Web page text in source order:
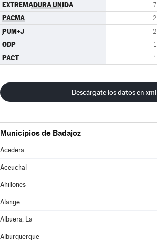
EXTREMADURA UNIDA 7
PACMA 2
PUM+J 2
ODP 1
PACT 1
Descárgate los datos en xml
Municipios de Badajoz
Acedera
Aceuchal
Ahillones
Alange
Albuera, La
Alburquerque